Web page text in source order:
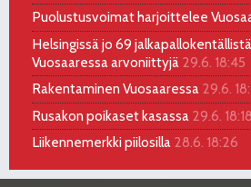
Puolustusvoimat harjoittelee
Helsingissä jo 69
Vuosaaressa arvoniittyjä 29.6. 18:45
Rakentaminen Vuosaaressa 29.6.
Rusakon poikaset kasassa 29.6. 18:18
Liikennemerkki piilosilla 28.6. 18:26